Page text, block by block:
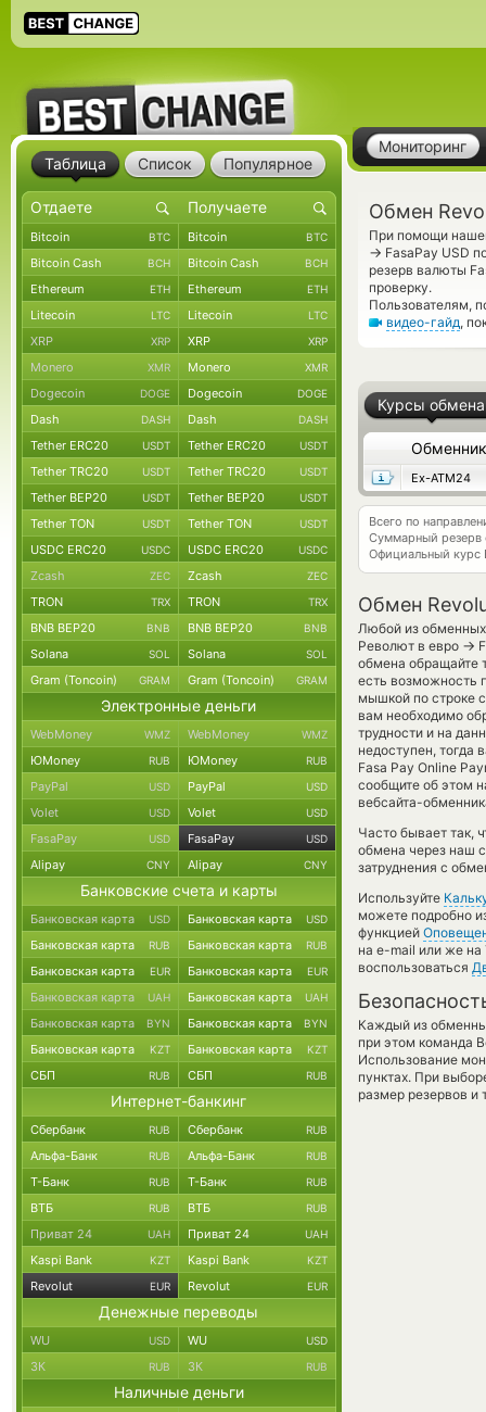
Мониторинг
Обмен
При помощи
→ FasaPay USD
резерв валюты
проверку.
Пользователям,
видео-гайд,
Курсы обмена
Обменник
Ex-ATM24
Всего по
Суммарный резерв
Официальный курс
Обмен
Любой из обменных
Револют в евро →
обмена обращайте
есть возможность
мышкой по строке
вам необходимо
трудности и на
недоступен, тогда
Fasa Pay Online
сообщите об этом
вебсайта-
Часто бывает так,
обмена через наш
затруднения с
Используйте
можете подробно
функцией
на e-mail или же
воспользоваться
Каждый из
при этом команда
Использование
пунктах. При
размер резервов и
Таблица Список Популярное
Bitcoin BTC Bitcoin BTC
Bitcoin Cash BCH Bitcoin Cash BCH
Ethereum ETH Ethereum ETH
Litecoin LTC Litecoin LTC
XRP XRP XRP XRP
Monero XMR Monero XMR
Dogecoin DOGE Dogecoin DOGE
Dash DASH Dash DASH
Tether ERC20 USDT Tether ERC20 USDT
Tether TRC20 USDT Tether TRC20 USDT
Tether BEP20 USDT Tether BEP20 USDT
Tether TON USDT Tether TON USDT
USDC ERC20 USDC USDC ERC20 USDC
Zcash ZEC Zcash ZEC
TRON TRX TRON TRX
BNB BEP20 BNB BNB BEP20 BNB
Solana SOL Solana SOL
Gram (Toncoin) GRAM Gram (Toncoin) GRAM
Электронные деньги
WebMoney WMZ WebMoney WMZ
ЮMoney RUB ЮMoney RUB
PayPal USD PayPal USD
Volet USD Volet USD
FasaPay USD FasaPay USD
Alipay CNY Alipay CNY
Банковские счета и карты
Банковская карта USD Банковская карта USD
Банковская карта RUB Банковская карта RUB
Банковская карта EUR Банковская карта EUR
Банковская карта UAH Банковская карта UAH
Банковская карта BYN Банковская карта BYN
Банковская карта KZT Банковская карта KZT
СБП RUB СБП RUB
Интернет-банкинг
Сбербанк RUB Сбербанк RUB
Альфа-Банк RUB Альфа-Банк RUB
Т-Банк RUB Т-Банк RUB
ВТБ RUB ВТБ RUB
Приват 24 UAH Приват 24 UAH
Kaspi Bank KZT Kaspi Bank KZT
Revolut EUR Revolut EUR
Денежные переводы
WU USD WU USD
ЗК RUB ЗК RUB
Наличные деньги